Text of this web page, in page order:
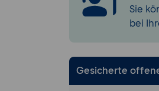
Sie
bei
Gesicherte